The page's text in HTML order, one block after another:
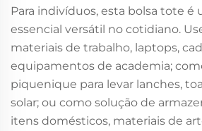
Para indivíduos, esta bolsa tote é
essencial versátil no cotidiano.
materiais de trabalho, laptops,
equipamentos de academia;
piquenique para levar lanches,
solar; ou como solução de
itens domésticos, materiais de